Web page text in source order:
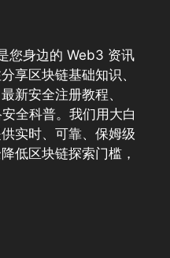
您身边的 Web3 资讯
享区块链基础知识、
新安全注册教程、
全科普。我们用大白
实时、可靠、保姆级
低区块链探索门槛，